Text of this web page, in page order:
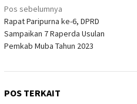
Navigasi
pos
Pos sebelumnya
Rapat Paripurna ke-6, DPRD
Sampaikan 7 Raperda Usulan
Pemkab Muba Tahun 2023
POS TERKAIT